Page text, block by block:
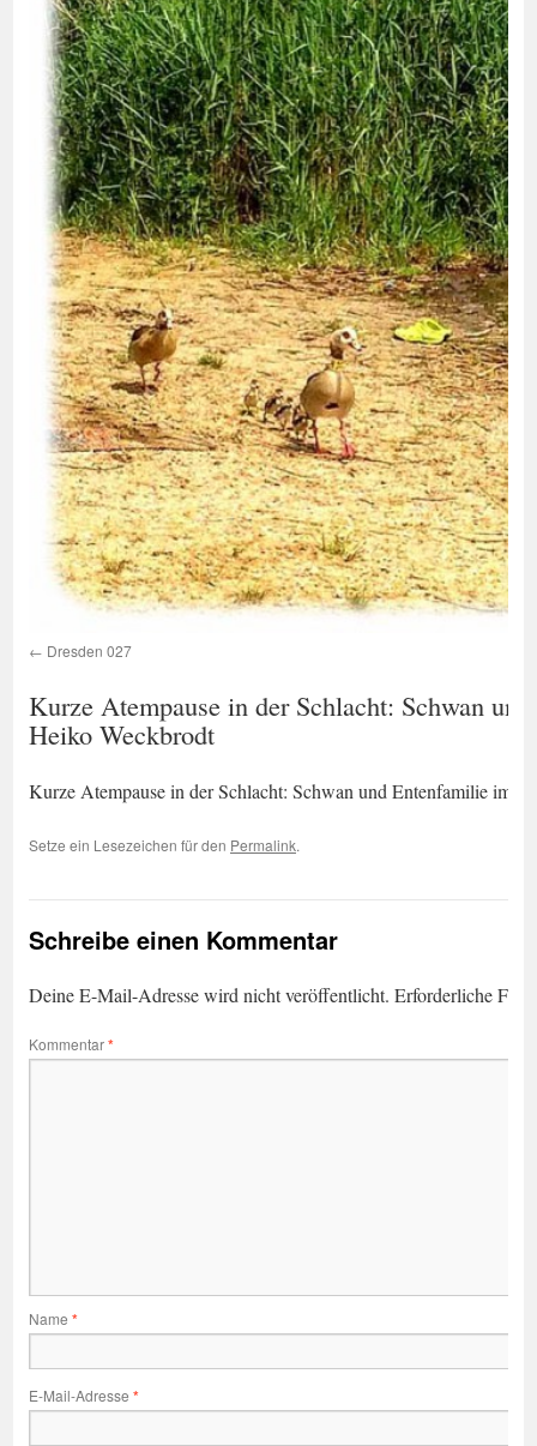
Dresden 027
Kurze Atempause in der Schlacht: Schwan
Heiko Weckbrodt
Kurze Atempause in der Schlacht: Schwan und Entenfamilie im
Setze ein Lesezeichen für den Permalink.
Schreibe einen Kommentar
Deine E-Mail-Adresse wird nicht veröffentlicht. Erforderliche
Kommentar*
Name *
E-Mail-Adresse *